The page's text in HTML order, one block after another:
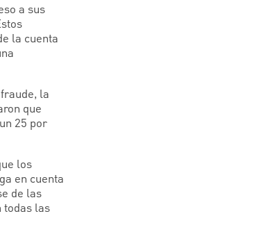
a sus
la cuenta
la
que
25 por
los
en cuenta
de las
todas las